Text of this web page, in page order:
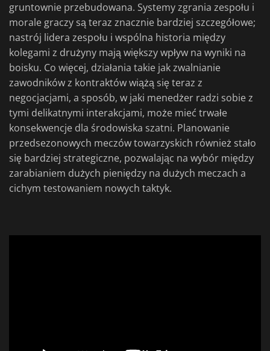
gruntownie przebudowana. Systemy zgrania zespołu i
morale graczy są teraz znacznie bardziej szczegółowe;
nastrój lidera zespołu i wspólna historia między
kolegami z drużyny mają większy wpływ na wyniki na
boisku. Co więcej, działania takie jak zwalnianie
zawodników z kontraktów wiążą się teraz z
negocjacjami, a sposób, w jaki menedżer radzi sobie z
tymi delikatnymi interakcjami, może mieć trwałe
konsekwencje dla środowiska szatni. Planowanie
przedsezonowych meczów towarzyskich również stało
się bardziej strategiczne, pozwalając na wybór między
zarabianiem dużych pieniędzy na dużych meczach a
cichym testowaniem nowych taktyk.